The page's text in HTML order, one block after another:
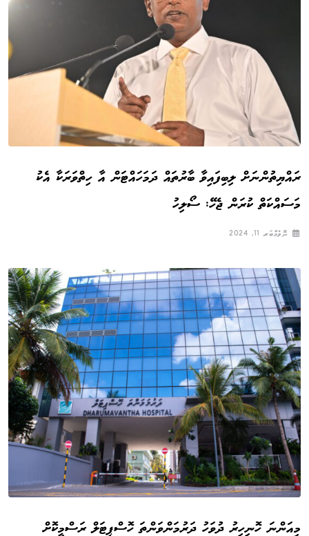
ރައްޔިތުންނަށް ލިބިފައިވާ ބާރުތައް ދަމަހައްޓަން އާ ހިތްވަރަކާ އެކު
މަސައްކަތް ކުރަން ޖެހޭ: ސޯލިހު
ނޮވެމްބަރ 11, 2024
މިއަންނަ ހޮނިހިރު ދުވަހު ދަރުމަންވަންތަ ހޮސްޕިޓަލް ރަސްމީކޮށް